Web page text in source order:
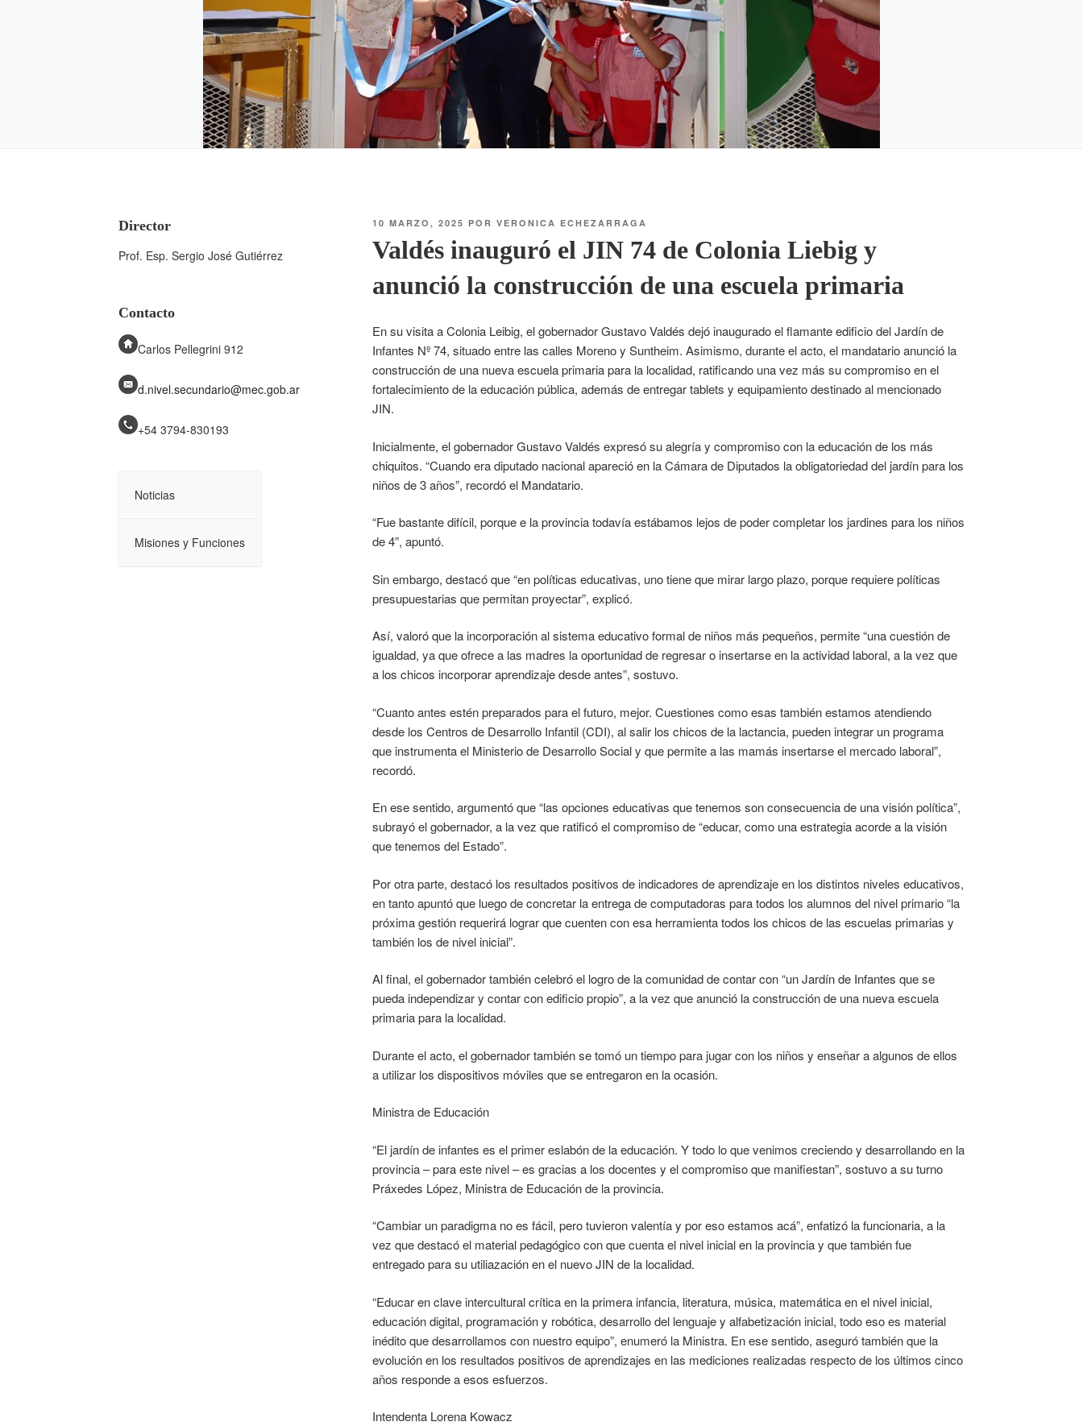
10 MARZO, 2025 POR VERONICA ECHEZARRAGA
Valdés inauguró el JIN 74 de Colonia Liebig y
anunció la construcción de una escuela primaria
En su visita a Colonia Leibig, el gobernador Gustavo Valdés dejó inaugurado el flamante edificio del Jardín de
Infantes Nº 74, situado entre las calles Moreno y Suntheim. Asimismo, durante el acto, el mandatario anunció la
construcción de una nueva escuela primaria para la localidad, ratificando una vez más su compromiso en el
fortalecimiento de la educación pública, además de entregar tablets y equipamiento destinado al mencionado
JIN.
Inicialmente, el gobernador Gustavo Valdés expresó su alegría y compromiso con la educación de los más
chiquitos. “Cuando era diputado nacional apareció en la Cámara de Diputados la obligatoriedad del jardín para los
niños de 3 años”, recordó el Mandatario.
“Fue bastante difícil, porque e la provincia todavía estábamos lejos de poder completar los jardines para los niños
de 4”, apuntó.
Sin embargo, destacó que “en políticas educativas, uno tiene que mirar largo plazo, porque requiere políticas
presupuestarias que permitan proyectar”, explicó.
Así, valoró que la incorporación al sistema educativo formal de niños más pequeños, permite “una cuestión de
igualdad, ya que ofrece a las madres la oportunidad de regresar o insertarse en la actividad laboral, a la vez que
a los chicos incorporar aprendizaje desde antes”, sostuvo.
“Cuanto antes estén preparados para el futuro, mejor. Cuestiones como esas también estamos atendiendo
desde los Centros de Desarrollo Infantil (CDI), al salir los chicos de la lactancia, pueden integrar un programa
que instrumenta el Ministerio de Desarrollo Social y que permite a las mamás insertarse el mercado laboral”,
recordó.
En ese sentido, argumentó que “las opciones educativas que tenemos son consecuencia de una visión política”,
subrayó el gobernador, a la vez que ratificó el compromiso de “educar, como una estrategia acorde a la visión
que tenemos del Estado”.
Por otra parte, destacó los resultados positivos de indicadores de aprendizaje en los distintos niveles educativos,
en tanto apuntó que luego de concretar la entrega de computadoras para todos los alumnos del nivel primario “la
próxima gestión requerirá lograr que cuenten con esa herramienta todos los chicos de las escuelas primarias y
también los de nivel inicial”.
Al final, el gobernador también celebró el logro de la comunidad de contar con “un Jardín de Infantes que se
pueda independizar y contar con edificio propio”, a la vez que anunció la construcción de una nueva escuela
primaria para la localidad.
Durante el acto, el gobernador también se tomó un tiempo para jugar con los niños y enseñar a algunos de ellos
a utilizar los dispositivos móviles que se entregaron en la ocasión.
Ministra de Educación
“El jardín de infantes es el primer eslabón de la educación. Y todo lo que venimos creciendo y desarrollando en la
provincia – para este nivel – es gracias a los docentes y el compromiso que manifiestan”, sostuvo a su turno
Práxedes López, Ministra de Educación de la provincia.
“Cambiar un paradigma no es fácil, pero tuvieron valentía y por eso estamos acá”, enfatizó la funcionaria, a la
vez que destacó el material pedagógico con que cuenta el nivel inicial en la provincia y que también fue
entregado para su utiliazación en el nuevo JIN de la localidad.
“Educar en clave intercultural crítica en la primera infancia, literatura, música, matemática en el nivel inicial,
educación digital, programación y robótica, desarrollo del lenguaje y alfabetización inicial, todo eso es material
inédito que desarrollamos con nuestro equipo”, enumeró la Ministra. En ese sentido, aseguró también que la
evolución en los resultados positivos de aprendizajes en las mediciones realizadas respecto de los últimos cinco
años responde a esos esfuerzos.
Intendenta Lorena Kowacz
Director
Prof. Esp. Sergio José Gutiérrez
Contacto
Carlos Pellegrini 912
d.nivel.secundario@mec.gob.ar
+54 3794-830193
Noticias
Misiones y Funciones